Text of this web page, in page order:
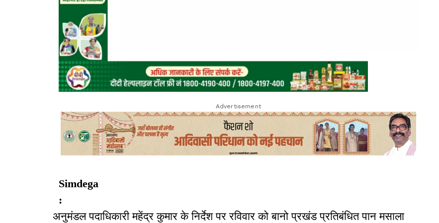
Advertisement
Simdega
:
अनुमंडल पदाधिकारी महेंद्र कुमार के निर्देश पर रविवार को बानो प्रखंड प्रतिबंधित पान मसाला